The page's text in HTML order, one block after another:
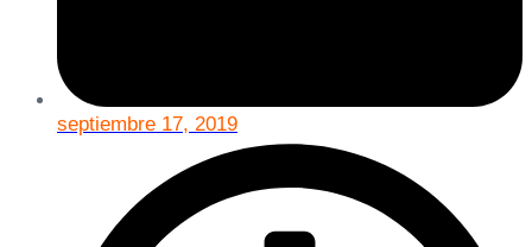
septiembre 17, 2019